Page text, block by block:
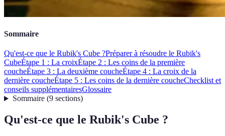
Sommaire
Qu'est-ce que le Rubik's Cube ?Préparer à résoudre le Rubik's
CubeÉtape 1 : La croixÉtape 2 : Les coins de la première
coucheÉtape 3 : La deuxième coucheÉtape 4 : La croix de la
dernière coucheÉtape 5 : Les coins de la dernière coucheChecklist et
conseils supplémentairesGlossaire
Sommaire(9 sections)
Qu'est-ce que le Rubik's Cube ?